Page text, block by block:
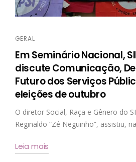
GERAL
Em Seminário Nacional,
discute Comunicação,
Futuro dos Serviços
eleições de outubro
O diretor Social, Raça e Gênero do
Reginaldo “Zé Neguinho”, assistiu,
Leia mais